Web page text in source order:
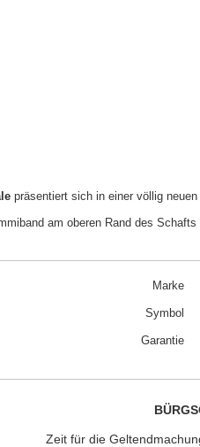
präsentiert sich in einer völlig neuen
am oberen Rand des
Marke
Symbol
Garantie
Zeit für die